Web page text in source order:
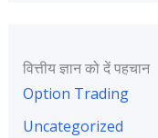
वित्तीय ज्ञान को दें पहचान
Option Trading
Uncategorized